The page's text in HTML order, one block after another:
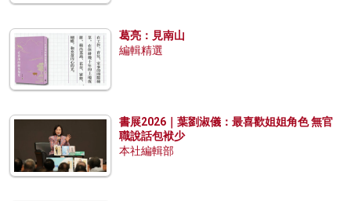
葛亮：見南山
編輯精選
書展2026｜葉劉淑儀：最喜歡姐姐角色 無官
職說話包袱少
本社編輯部